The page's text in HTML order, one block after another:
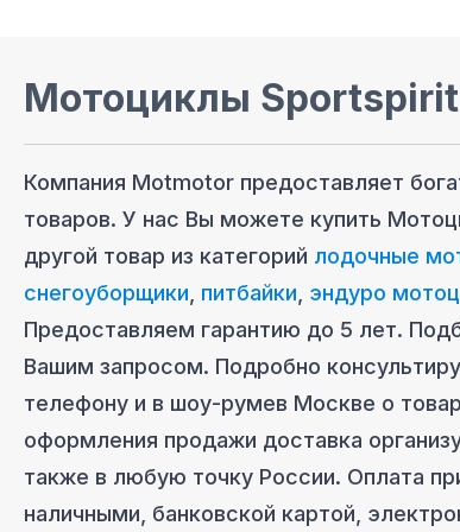
Мотоциклы Sportspirit
Компания Motmotor предоставляет
товаров. У нас Вы можете купить
другой товар из категорий лодочные
снегоуборщики питбайки эндуро
Предоставляем гарантию до 5 лет.
Вашим запросом. Подробно
телефону и в шоу-румев Москве о
оформления продажи доставка
также в любую точку России. Оплата
наличными, банковской картой,